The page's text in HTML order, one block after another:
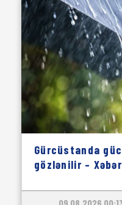
Gürcüstanda
gözlənilir –